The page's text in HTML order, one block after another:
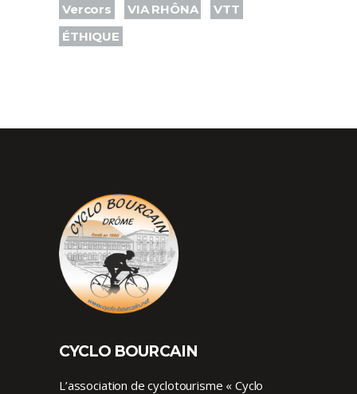
Vercors
VIA RHÔNA
VTT
ÉTHIQUE
CYCLO BOURCAIN
L’association de cyclotourisme « Cyclo